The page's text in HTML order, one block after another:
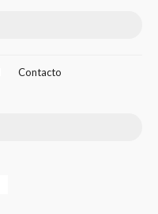
Contacto